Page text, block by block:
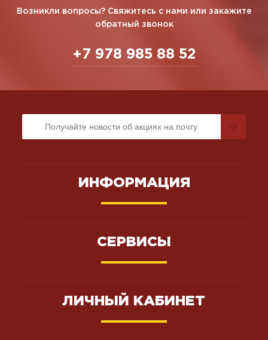
Возникли вопросы? Свяжитесь с нами или закажите
обратный звонок
+7 978 985 88 52
ИНФОРМАЦИЯ
СЕРВИСЫ
ЛИЧНЫЙ КАБИНЕТ